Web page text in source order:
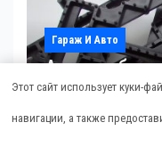
Гараж И Авто
Обзор и
6 ОКТЯБРЯ 2024
Этот сайт использует куки-
навигации, а также